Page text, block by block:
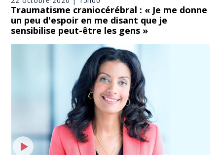
Traumatisme craniocérébral : « Je me donne
un peu d'espoir en me disant que je
sensibilise peut-être les gens »